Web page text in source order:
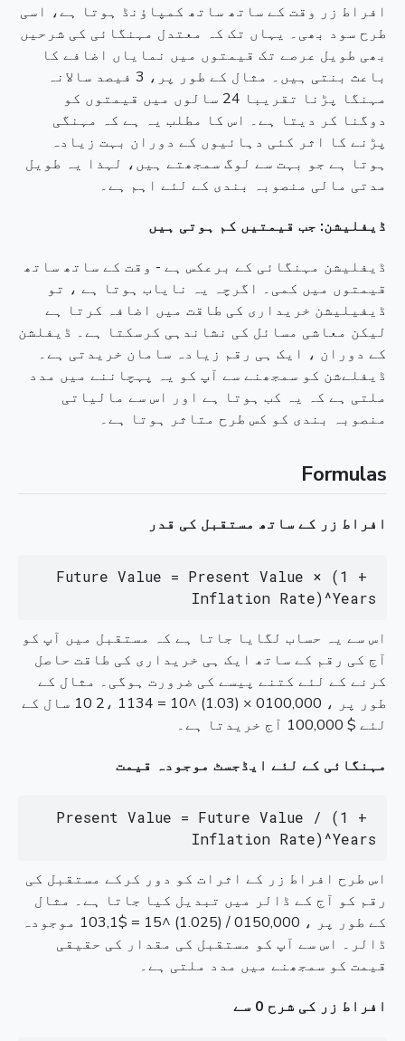
افراط زر وقت کے ساتھ ساتھ کمپاؤنڈ ہوتا ہے، اسی
طرح سود بھی۔ یہاں تک کہ معتدل مہنگائی کی شرحیں
بھی طویل عرصے تک قیمتوں میں نمایاں اضافے کا
باعث بنتی ہیں۔ مثال کے طور پر، 3 فیصد سالانہ
مہنگا پڑنا تقریبا 24 سالوں میں قیمتوں کو
دوگنا کر دیتا ہے۔ اس کا مطلب یہ ہے کہ مہنگی
پڑنے کا اثر کئی دہائیوں کے دوران بہت زیادہ
ہوتا ہے جو بہت سے لوگ سمجھتے ہیں، لہذا یہ طویل
مدتی مالی منصوبہ بندی کے لئے اہم ہے۔
ڈیفلیشن: جب قیمتیں کم ہوتی ہیں
ڈیفلیشن مہنگائی کے برعکس ہے - وقت کے ساتھ ساتھ
قیمتوں میں کمی۔ اگرچہ یہ نایاب ہوتا ہے ، تو
ڈیفیلیشن خریداری کی طاقت میں اضافہ کرتا ہے
لیکن معاشی مسائل کی نشاندہی کرسکتا ہے۔ ڈیفلشن
کے دوران ، ایک ہی رقم زیادہ سامان خریدتی ہے۔
ڈیفلےشن کو سمجھنے سے آپ کو یہ پہچاننے میں مدد
ملتی ہے کہ یہ کب ہوتا ہے اور اس سے مالیاتی
منصوبہ بندی کو کس طرح متاثر ہوتا ہے۔
Formulas
افراط زر کے ساتھ مستقبل کی قدر
Future Value = Present Value × (1 +
Inflation Rate)^Years
اس سے یہ حساب لگایا جاتا ہے کہ مستقبل میں آپ کو
آج کی رقم کے ساتھ ایک ہی خریداری کی طاقت حاصل
کرنے کے لئے کتنے پیسے کی ضرورت ہوگی۔ مثال کے
طور پر ، 0100,000 × (1.03) ^10 = 1134 ،2 10 سال کے
لئے $ 100,000 آج خریدتا ہے۔
مہنگائی کے لئے ایڈجسٹ موجودہ قیمت
Present Value = Future Value / (1 +
Inflation Rate)^Years
اس طرح افراط زر کے اثرات کو دور کرکے مستقبل کی
رقم کو آج کے ڈالر میں تبدیل کیا جاتا ہے۔ مثال
کے طور پر ، 0150,000 / (1.025) ^15 = $103,1 موجودہ
ڈالر۔ اس سے آپ کو مستقبل کی مقدار کی حقیقی
قیمت کو سمجھنے میں مدد ملتی ہے۔
افراط زر کی شرح 0 سے